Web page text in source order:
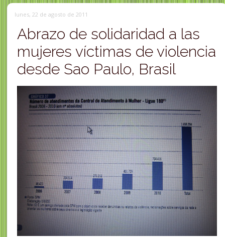
lunes, 22 de agosto de 2011
Abrazo de solidaridad a las
mujeres víctimas de violencia
desde Sao Paulo, Brasil